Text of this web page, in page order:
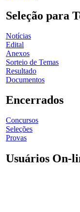
Seleção para
Notícias
Edital
Anexos
Sorteio de Temas
Resultado
Documentos
Encerrados
Concursos
Seleções
Provas
Usuários On-